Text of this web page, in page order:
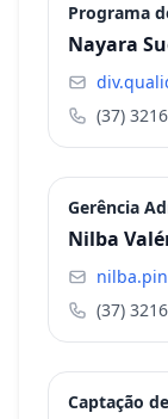
Programa
Nayara
(37)
Gerência
Nilba
(37)
Captação